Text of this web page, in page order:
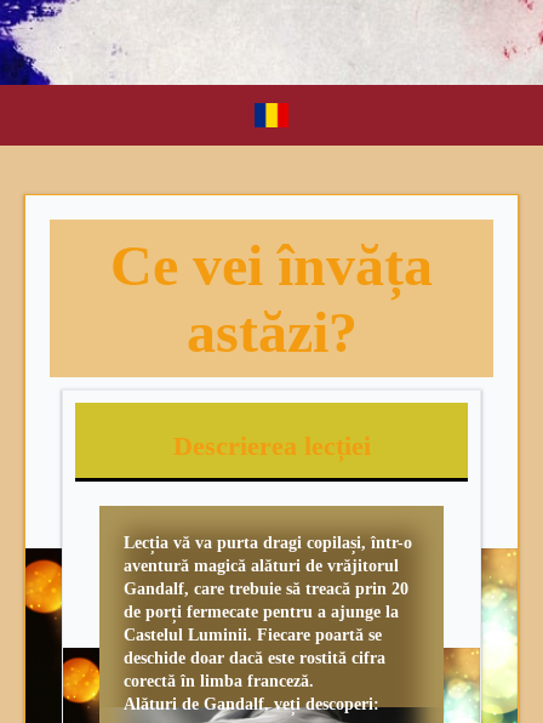
Ce vei învăța
astăzi?
Descrierea lecției
Lecția vă va purta dragi copilași, într-o
aventură magică alături de vrăjitorul
Gandalf, care trebuie să treacă prin 20
de porți fermecate pentru a ajunge la
Castelul Luminii. Fiecare poartă se
deschide doar dacă este rostită cifra
corectă în limba franceză.
Alături de Gandalf, veți descoperi: